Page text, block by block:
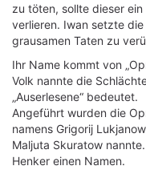
zu töten, sollte dieser
verlieren. Iwan setzte
grausamen Taten zu
Ihr Name kommt von
Volk nannte die
„Auserlesene“ bedeutet.
Angeführt wurden die
namens Grigorij
Maljuta Skuratow
Henker einen Namen.